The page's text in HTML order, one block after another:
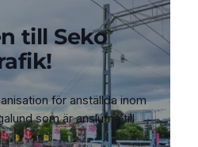
till Seko
för anställda inom
som är anslutna till